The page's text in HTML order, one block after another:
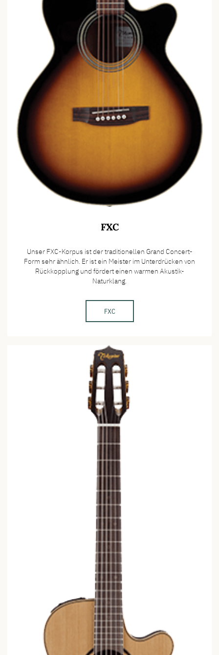
FXC
Unser FXC-Korpus ist der traditionellen Grand Concert-
Form sehr ähnlich. Er ist ein Meister im Unterdrücken von
Rückkopplung und fördert einen warmen Akustik-
Naturklang.
FXC